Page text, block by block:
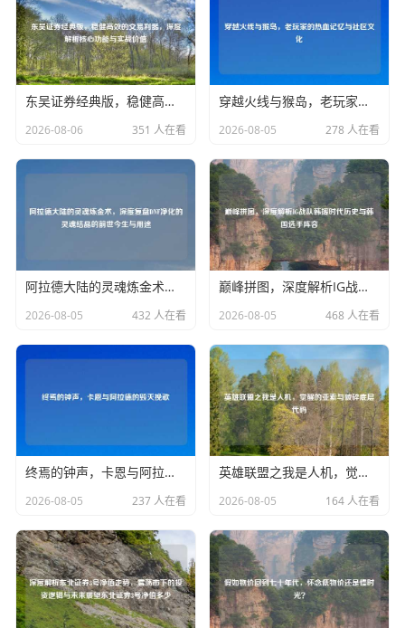
东吴证券经典版，稳健高效的交易利器，深度解析核心功能与实战价值
2026-08-06 351 人在看
穿越火线与猴岛，老玩家的热血记忆与社区文化
2026-08-05 278 人在看
阿拉德大陆的灵魂炼金术，深度复盘DNF净化的灵魂结晶的前世今生与用途
2026-08-05 432 人在看
巅峰拼图，深度解析IG战队韩援时代历史与韩国选手阵容
2026-08-05 468 人在看
终焉的钟声，卡恩与阿拉德的毁灭挽歌
2026-08-05 237 人在看
英雄联盟之我是人机，觉醒的亚索与破碎底层代码
2026-08-05 164 人在看